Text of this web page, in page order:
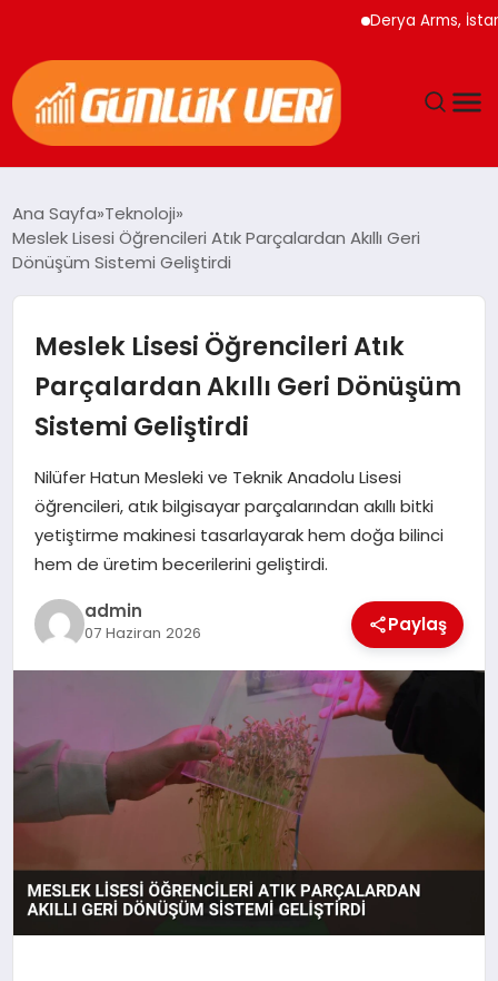
Derya Arms,
GÜNDEM
EKONOMI
GENEL
SPOR
TEKNOLOJI
Ana Sayfa Teknoloji
Meslek Lisesi Öğrencileri Atık Parçalardan Akıllı Geri
Dönüşüm Sistemi Geliştirdi
Meslek Lisesi Öğrencileri Atık
Parçalardan Akıllı Geri Dönüşüm
Sistemi Geliştirdi
Nilüfer Hatun Mesleki ve Teknik Anadolu Lisesi
öğrencileri, atık bilgisayar parçalarından akıllı bitki
yetiştirme makinesi tasarlayarak hem doğa bilinci
hem de üretim becerilerini geliştirdi.
admin
07 Haziran 2026 Paylaş